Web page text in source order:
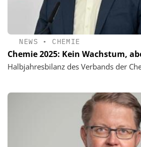
NEWS • CHEMIE
Chemie 2025: Kein Wachstum,
Halbjahresbilanz des Verbands der